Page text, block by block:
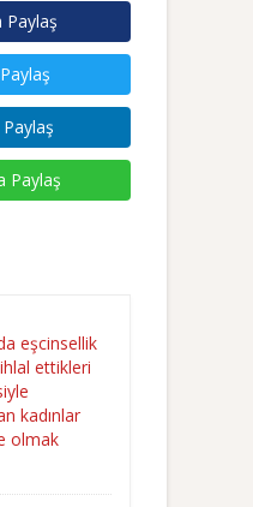
Paylaş
Paylaş
eşcinsellik
ihlal ettikleri
kadınlar
olmak